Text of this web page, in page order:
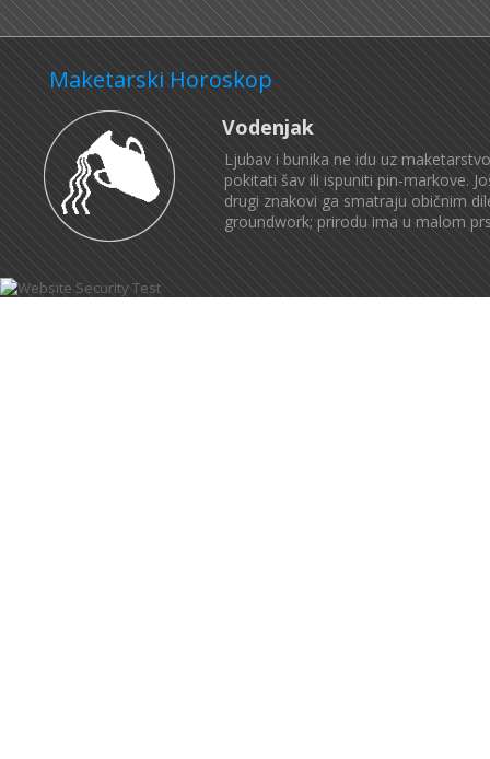
Maketarski Horoskop
Vodenjak
Ljubav i bunika ne idu uz
pokitati šav ili ispuniti pin-markove.
drugi znakovi ga smatraju običnim
groundwork; prirodu ima u malom